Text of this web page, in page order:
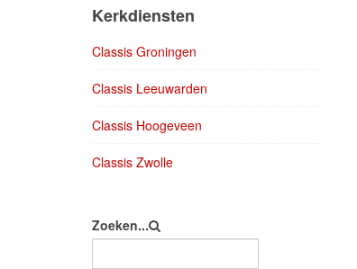
Kerkdiensten
Classis Groningen
Classis Leeuwarden
Classis Hoogeveen
Classis Zwolle
Zoeken...